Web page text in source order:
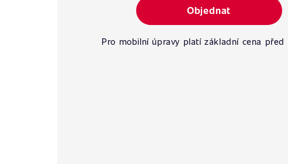
Objednat
Pro mobilní úpravy platí základní cena před